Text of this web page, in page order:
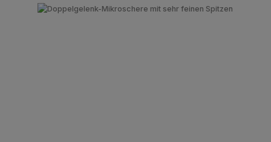
Bildergalerie überspringen